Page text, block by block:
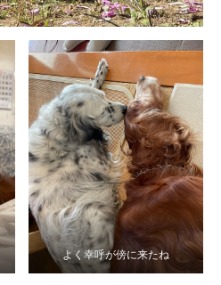
よく幸呼が傍に来たね